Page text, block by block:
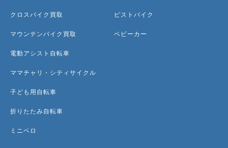
クロスバイク買取
マウンテンバイク買取
電動アシスト自転車
ママチャリ・シティサイクル
子ども用自転車
折りたたみ自転車
ミニベロ
ピストバイク
ベビーカー